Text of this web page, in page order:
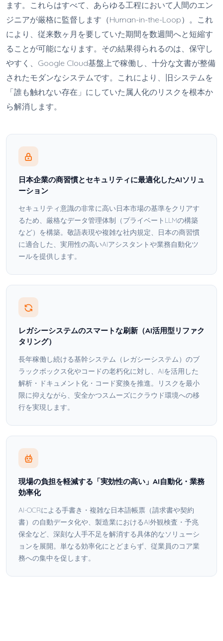
ます。これらはすべて、あらゆる工程において人間のエン
ジニアが厳格に監督します（Human-in-the-Loop）。これ
により、従来数ヶ月を要していた期間を数週間へと短縮す
ることが可能になります。その結果得られるのは、保守し
やすく、Google Cloud基盤上で稼働し、十分な文書が整備
されたモダンなシステムです。これにより、旧システムを
「誰も触れない存在」にしていた属人化のリスクを根本か
ら解消します。
日本企業の商習慣とセキュリティに最適化したAIソリュ
ーション
セキュリティ意識の非常に高い日本市場の基準をクリアす
るため、厳格なデータ管理体制（プライベートLLMの構築
など）を構築。敬語表現や複雑な社内規定、日本の商習慣
に適合した、実用性の高いAIアシスタントや業務自動化ツ
ールを提供します。
レガシーシステムのスマートな刷新（AI活用型リファク
タリング）
長年稼働し続ける基幹システム（レガシーシステム）のブ
ラックボックス化やコードの老朽化に対し、AIを活用した
解析・ドキュメント化・コード変換を推進。リスクを最小
限に抑えながら、安全かつスムーズにクラウド環境への移
行を実現します。
現場の負担を軽減する「実効性の高い」AI自動化・業務
効率化
AI-OCRによる手書き・複雑な日本語帳票（請求書や契約
書）の自動データ化や、製造業におけるAI外観検査・予兆
保全など、深刻な人手不足を解消する具体的なソリューシ
ョンを展開。単なる効率化にとどまらず、従業員のコア業
務への集中を促します。